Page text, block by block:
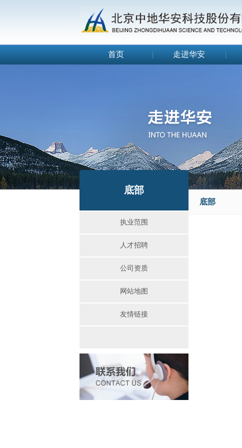
首页 | 走进华安 |
底部
执业范围
人才招聘
公司资质
网站地图
友情链接
底部